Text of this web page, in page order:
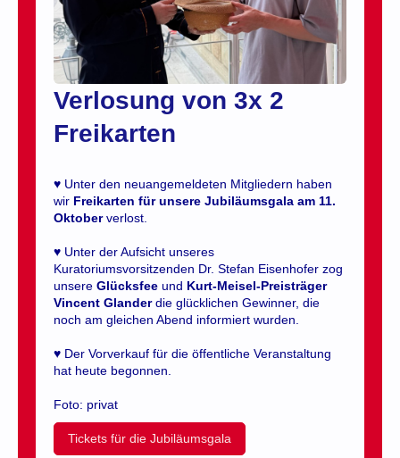
Verlosung von 3x 2
Freikarten
♥ Unter den neuangemeldeten Mitgliedern haben
wir Freikarten für unsere Jubiläumsgala am 11.
Oktoberverlost.
♥ Unter der Aufsicht unseres
Kuratoriumsvorsitzenden Dr. Stefan Eisenhofer zog
unsere Glücksfee und Kurt-Meisel-Preisträger
Vincent Glanderdie glücklichen Gewinner, die
noch am gleichen Abend informiert wurden.
♥ Der Vorverkauf für die öffentliche Veranstaltung
hat heute begonnen.
Foto: privat
Tickets für die Jubiläumsgala